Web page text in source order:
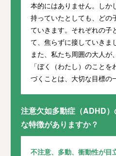
本的にはありません。しか
持っていたとしても、どの
ていきます。それぞれの子
て、焦らずに接していきま
また、私たち周囲の大人が
「ぼく（わたし）のこと
づくことは、大切な目標の
注意欠如多動症（ADHD
な特徴がありますか？
不注意、多動、衝動性が目